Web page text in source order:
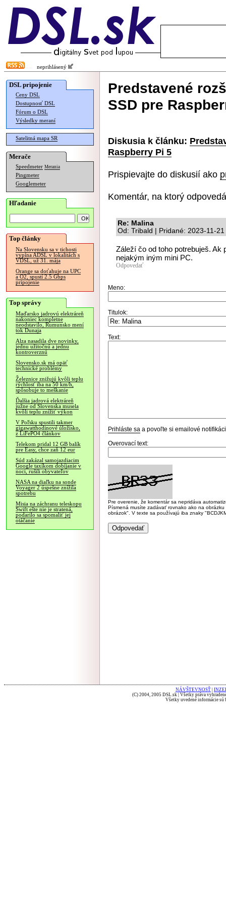
neprihlásený
DSL pripojenie
Ceny DSL
Dostupnosť DSL
Fórum o DSL
Výsledky meraní
Satelitná mapa SR
Merače
Speedmeter Merania
Pingmeter
Googlemeter
Hľadanie
Top články
Na Slovensku sa v tichosti
vypína ADSL v lokalitách s
VDSL, už 31. mája
Orange sa doťahuje na UPC
a O2, spustí 2.5 Gbps
pripojenie
Top správy
Maďarsko jadrovú elektráreň
nakoniec kompletne
neodstavilo, Rumunsko mení
tok Dunaja
Alza nasadila dve novinky,
jednu užitočnú a jednu
kontroverznú
Slovensko.sk má opäť
technické problémy
Železnice znižujú kvôli teplu
rýchlosť iba na 50 km/h,
spôsobuje to meškanie
Ďalšia jadrová elektráreň
južne od Slovenska musela
kvôli teplu znížiť výkon
V Poľsku spustili takmer
gigawatthodinové úložisko,
z LiFePO4 článkov
Telekom pridal 12 GB balík
pre Easy, chce zaň 12 eur
Súd zakázal samojazdiacim
Google taxíkom dobíjanie v
noci, rušili obyvateľov
NASA na diaľku na sonde
Voyager 2 úspešne znížila
spotrebu
Misia na záchranu teleskopu
Swift ešte nie je stratená,
podarilo sa spomaliť jej
otáčanie
Predstavené
SSD pre
Diskusia k článku:
Raspberry Pi 5
Prispievajte do diskusií ako
Komentár, na ktorý
Re: Malina
Od: Tribald | Pridané: 2023-11-
Záleží čo od toho potrebuješ.
nejakým iným mini PC.
Odpovedať
Meno:
Titulok:
Text:
Prihláste sa a povoľte si emailové
Overovací text:
Pre overenie, že komentár sa nepridáva
Písmená musíte zadávať rovnako ako na
obrázok". V texte sa používajú iba znaky
NÁVŠTEVNOSŤ
(C) 2004, 2005 DSL.sk | Všetky práva
Všetky uvedené informácie sú